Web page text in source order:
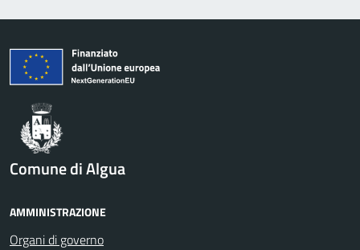
Comune di Algua
AMMINISTRAZIONE
Organi di governo